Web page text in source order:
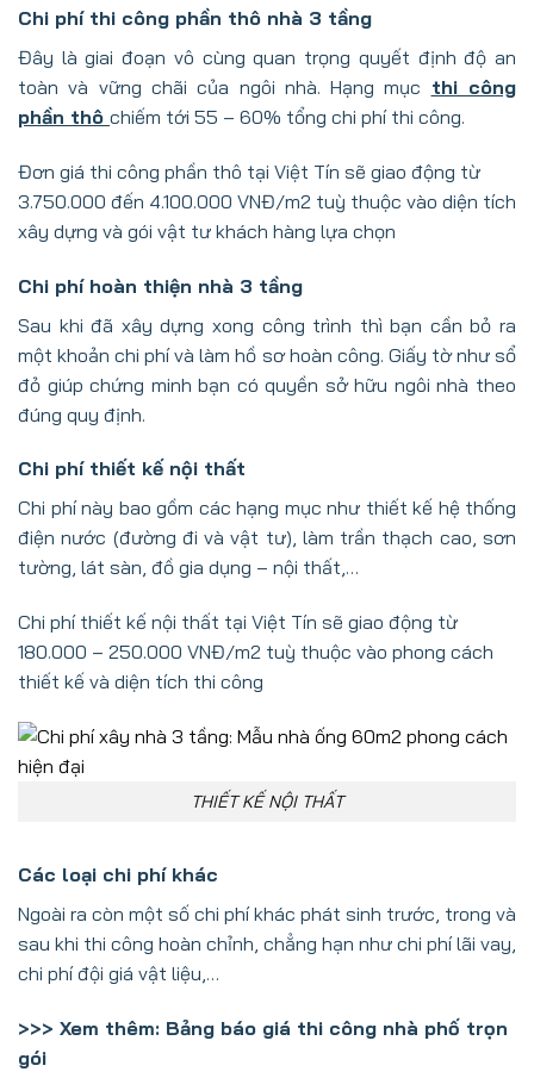
Chi phí thi công phần thô nhà 3 tầng
Đây là giai đoạn vô cùng quan trọng quyết định độ an
toàn và vững chãi của ngôi nhà. Hạng mục thi công
phần thô chiếm tới 55 – 60% tổng chi phí thi công.
Đơn giá thi công phần thô tại Việt Tín sẽ giao động từ
3.750.000 đến 4.100.000 VNĐ/m2 tuỳ thuộc vào diện tích
xây dựng và gói vật tư khách hàng lựa chọn
Chi phí hoàn thiện nhà 3 tầng
Sau khi đã xây dựng xong công trình thì bạn cần bỏ ra
một khoản chi phí và làm hồ sơ hoàn công. Giấy tờ như sổ
đỏ giúp chứng minh bạn có quyền sở hữu ngôi nhà theo
đúng quy định.
Chi phí thiết kế nội thất
Chi phí này bao gồm các hạng mục như thiết kế hệ thống
điện nước (đường đi và vật tư), làm trần thạch cao, sơn
tường, lát sàn, đồ gia dụng – nội thất,…
Chi phí thiết kế nội thất tại Việt Tín sẽ giao động từ
180.000 – 250.000 VNĐ/m2 tuỳ thuộc vào phong cách
thiết kế và diện tích thi công
THIẾT KẾ NỘI THẤT
Các loại chi phí khác
Ngoài ra còn một số chi phí khác phát sinh trước, trong và
sau khi thi công hoàn chỉnh, chẳng hạn như chi phí lãi vay,
chi phí đội giá vật liệu,…
>>> Xem thêm: Bảng báo giá thi công nhà phố trọn
gói